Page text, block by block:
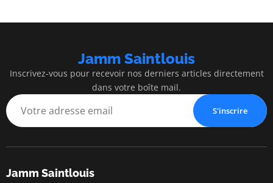
Jamm Saintlouis
Inscrivez-vous pour recevoir nos derniers articles directement
dans votre boîte mail.
S'inscrire
Jamm Saintlouis